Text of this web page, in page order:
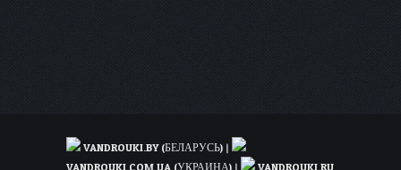
VANDROUKI.BY (БЕЛАРУСЬ) |
VANDROUKI.COM.UA (УКРАИНА) | VANDROUKI.RU